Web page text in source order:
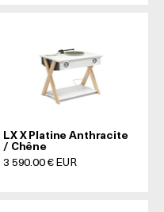
LX X Platine Anthracite
/ Chêne
Prix de vente
3 590.00 € EUR